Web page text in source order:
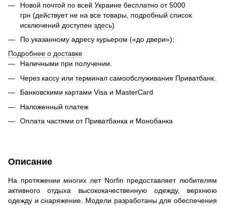
Новой почтой по всей Украине бесплатно от 5000
грн (действует не на все товары, подробный список
исключений доступен здесь)
По указанному адресу курьером («до двери»);
Подробнее о доставке
Наличными при получении.
Через кассу или терминал самообслуживания Приватбанк.
Банковскими картами Visa и MasterCard
Наложенный платеж
Оплата частями от Приватбанка и Монобанка
Описание
На протяжении многих лет Norfin предоставляет любителям
активного отдыха высококачественную одежду, верхнюю
одежду и снаряжение. Модели разработаны для обеспечения